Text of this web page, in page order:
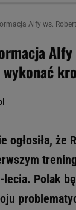
Alfy ws.
Alfy
ogłosiła, że
Polak